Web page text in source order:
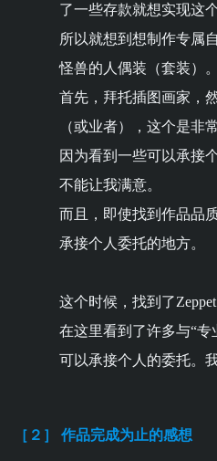
了一些存款就想实现这
所以就想到想制作专属
怪兽的人偶装（套装）。
首先，拜托插图画家，
（或业者），这个是非
因为看到一些可以承接
不能让我满意。
而且，即使找到作品品
承接个人委托的地方。
这个时候，找到了Zeppet
在这里看到了许多与“
可以承接个人的委托。
［２］ 作品完成为止的感想